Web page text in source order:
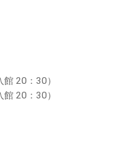
20：30）
20：30）